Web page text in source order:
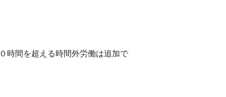
時間を超える時間外労働は追加で